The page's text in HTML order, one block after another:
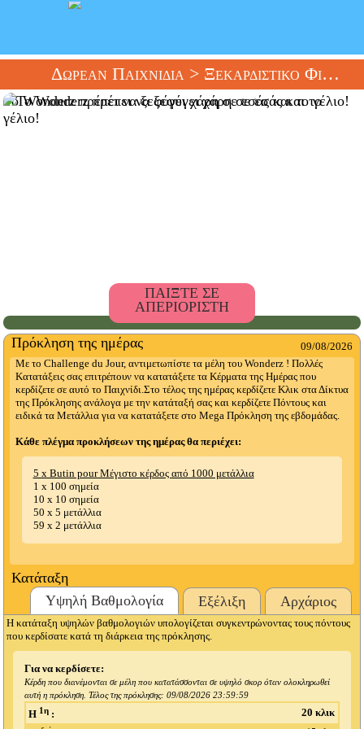
Δωρεάν Παιχνίδια> Ξεκαρδιστικό Φίλτρο
Το Wonderz πρέπει να ξεφύγει χάρη σε εσάς και το γέλιο!
ΠΑΙΞΤΕ ΣΕ
ΑΠΕΡΙΟΡΙΣΤΗ
Πρόκληση της ημέρας
09/08/2026
Με το Challenge du Jour, αντιμετωπίστε τα μέλη του Wonderz ! Πολλές
Κατατάξεις σας επιτρέπουν να κατατάξετε τα Κέρματα της Ημέρας που
κερδίζετε σε αυτό το Παιχνίδι.Στο τέλος της ημέρας κερδίζετε Κλικ στα Δίκτυα
της Πρόκλησης ανάλογα με την κατάταξή σας και κερδίζετε Πόντους και
ειδικά τα Μετάλλια για να κατατάξετε στο Mega Πρόκληση της εβδομάδας.
Κάθε πλέγμα προκλήσεων της ημέρας θα περιέχει:
5 x Butin pour Μέγιστο κέρδος από 1000 μετάλλια
1 x 100 σημεία
10 x 10 σημεία
50 x 5 μετάλλια
59 x 2 μετάλλια
Κατάταξη
Υψηλή Βαθμολογία
Εξέλιξη Αρχάριος
Η κατάταξη υψηλών βαθμολογιών υπολογίζεται συγκεντρώνοντας τους πόντους
που κερδίσατε κατά τη διάρκεια της πρόκλησης.
Για να κερδίσετε:
Κέρδη που διανέμονται σε μέλη που κατατάσσονται σε υψηλό σκορ όταν ολοκληρωθεί
αυτή η πρόκληση. Τέλος της πρόκλησης: 09/08/2026 23:59:59
Η 1η : 20 κλικ